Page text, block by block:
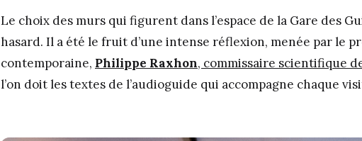
Le choix des murs qui figurent dans l’espace de la Gare des
hasard. Il a été le fruit d’une intense réflexion, menée par le
contemporaine, Philippe Raxhon, commissaire scientifique
l’on doit les textes de l’audioguide qui accompagne chaque